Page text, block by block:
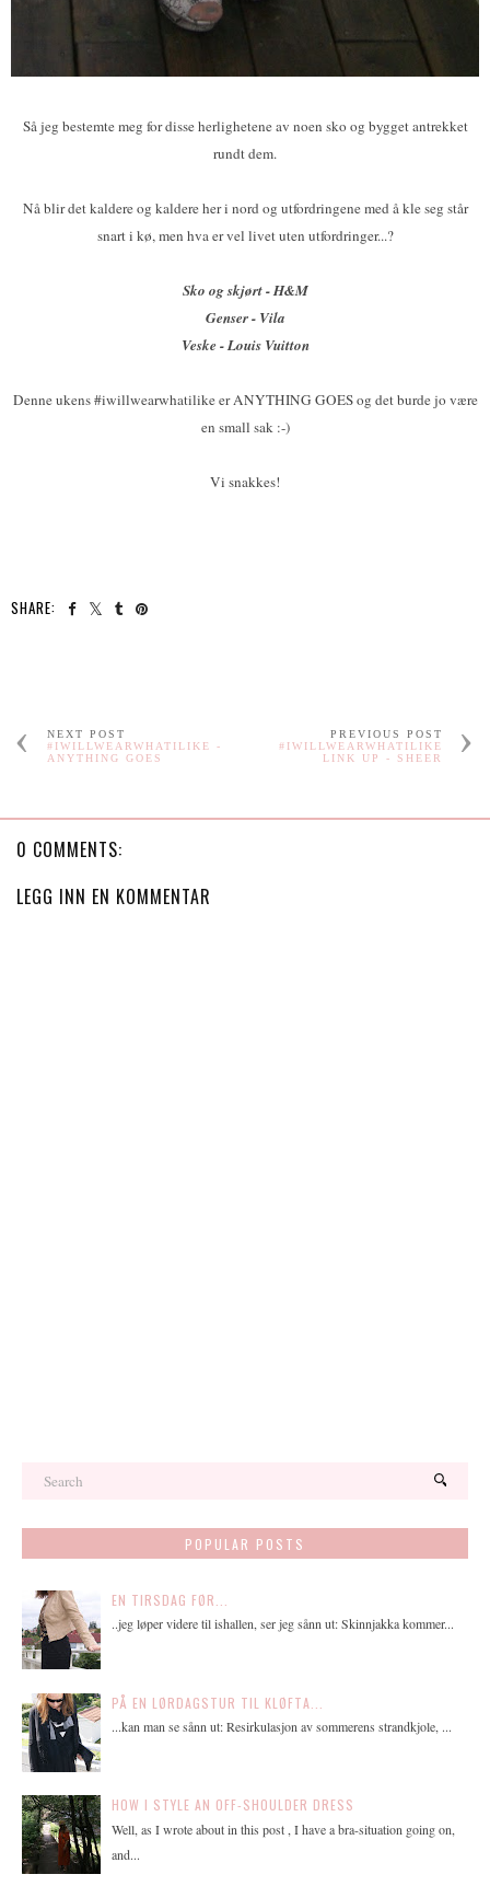
Så jeg bestemte meg for disse herlighetene av noen sko og bygget antrekket
rundt dem.
Nå blir det kaldere og kaldere her i nord og utfordringene med å kle seg står
snart i kø, men hva er vel livet uten utfordringer...?
Sko og skjørt - H&M
Genser - Vila
Veske - Louis Vuitton
Denne ukens #iwillwearwhatilike er ANYTHING GOES og det burde jo være
en small sak :-)
Vi snakkes!
SHARE:
NEXT POST
#IWILLWEARWHATILIKE -
ANYTHING GOES
PREVIOUS POST
#IWILLWEARWHATILIKE
LINK UP - SHEER
0 COMMENTS:
LEGG INN EN KOMMENTAR
POPULAR POSTS
EN TIRSDAG FØR...
..jeg løper videre til ishallen, ser jeg sånn ut: Skinnjakka kommer...
PÅ EN LØRDAGSTUR TIL KLØFTA...
...kan man se sånn ut: Resirkulasjon av sommerens strandkjole, ...
HOW I STYLE AN OFF-SHOULDER DRESS
Well, as I wrote about in this post , I have a bra-situation going on,
and...